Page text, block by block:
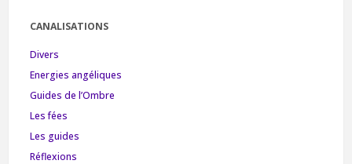
CANALISATIONS
Divers
Energies angéliques
Guides de l’Ombre
Les fées
Les guides
Réflexions